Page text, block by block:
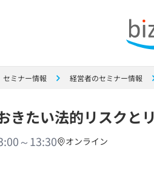
セミナー情報 経営者のセミナー情報
きたい法的リスクと
～13:30 オンライン